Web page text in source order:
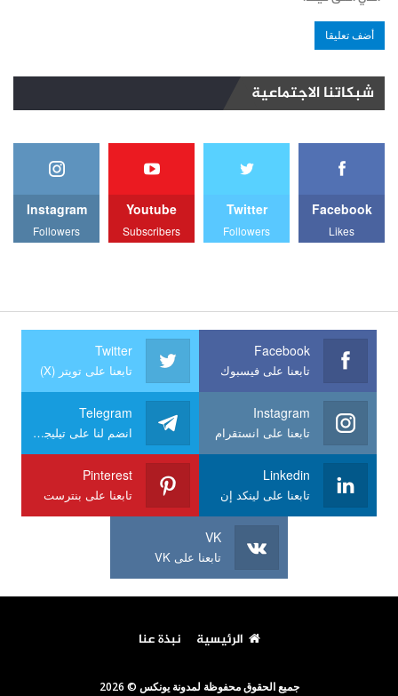
شبكاتنا الاجتماعية
Facebook
Likes
Twitter
Followers
Youtube
Subscribers
Instagram
Followers
Facebook
تابعنا على فيسبوك
Twitter
تابعنا على تويتر (X)
Instagram
تابعنا على انستقرام
Telegram
انضم لنا على تيليجرام
Linkedin
تابعنا على لينكد إن
Pinterest
تابعنا على بنترست
VK
تابعنا على VK
الرئيسية نبذة عنا
جميع الحقوق محفوظة لمدونة يونكس © 2026